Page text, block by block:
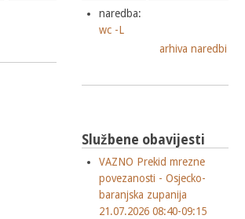
naredba:
wc -L
arhiva naredbi
Službene obavijesti
VAZNO Prekid mrezne
povezanosti - Osjecko-
baranjska zupanija
21.07.2026 08:40-09:15